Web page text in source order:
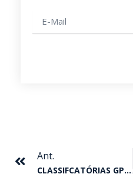
mail
Ant.
CLASSIFCATÓRIAS GP JOCKEY CLUB DE SOROCABA – TORNEIO INÍCIO 2022